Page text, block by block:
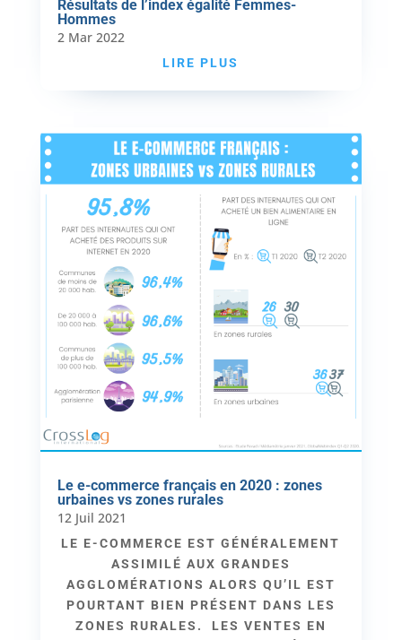
Résultats de l’index égalité Femmes-
Hommes
2 Mar 2022
LIRE PLUS
Le e-commerce français en 2020 : zones
urbaines vs zones rurales
12 Juil 2021
LE E-COMMERCE EST GÉNÉRALEMENT
ASSIMILÉ AUX GRANDES
AGGLOMÉRATIONS ALORS QU’IL EST
POURTANT BIEN PRÉSENT DANS LES
ZONES RURALES. LES VENTES EN